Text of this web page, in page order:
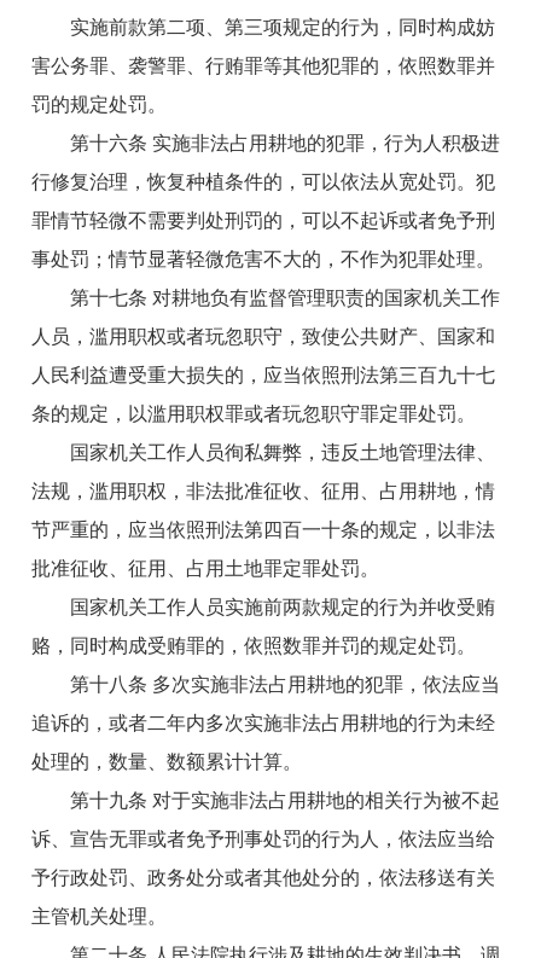
实施前款第二项、第三项规定的行为，同时构成妨
害公务罪、袭警罪、行贿罪等其他犯罪的，依照数罪并
罚的规定处罚。
第十六条 实施非法占用耕地的犯罪，行为人积极进
行修复治理，恢复种植条件的，可以依法从宽处罚。犯
罪情节轻微不需要判处刑罚的，可以不起诉或者免予刑
事处罚；情节显著轻微危害不大的，不作为犯罪处理。
第十七条 对耕地负有监督管理职责的国家机关工作
人员，滥用职权或者玩忽职守，致使公共财产、国家和
人民利益遭受重大损失的，应当依照刑法第三百九十七
条的规定，以滥用职权罪或者玩忽职守罪定罪处罚。
国家机关工作人员徇私舞弊，违反土地管理法律、
法规，滥用职权，非法批准征收、征用、占用耕地，情
节严重的，应当依照刑法第四百一十条的规定，以非法
批准征收、征用、占用土地罪定罪处罚。
国家机关工作人员实施前两款规定的行为并收受贿
赂，同时构成受贿罪的，依照数罪并罚的规定处罚。
第十八条 多次实施非法占用耕地的犯罪，依法应当
追诉的，或者二年内多次实施非法占用耕地的行为未经
处理的，数量、数额累计计算。
第十九条 对于实施非法占用耕地的相关行为被不起
诉、宣告无罪或者免予刑事处罚的行为人，依法应当给
予行政处罚、政务处分或者其他处分的，依法移送有关
主管机关处理。